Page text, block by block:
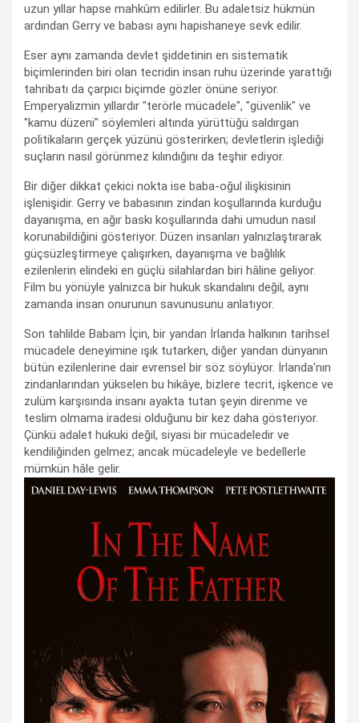
uzun yıllar hapse mahkûm edilirler. Bu adaletsiz hükmün
ardından Gerry ve babası aynı hapishaneye sevk edilir.
Eser aynı zamanda devlet şiddetinin en sistematik
biçimlerinden biri olan tecridin insan ruhu üzerinde yarattığı
tahribatı da çarpıcı biçimde gözler önüne seriyor.
Emperyalizmin yıllardır "terörle mücadele", "güvenlik" ve
"kamu düzeni" söylemleri altında yürüttüğü saldırgan
politikaların gerçek yüzünü gösterirken; devletlerin işlediği
suçların nasıl görünmez kılındığını da teşhir ediyor.
Bir diğer dikkat çekici nokta ise baba-oğul ilişkisinin
işlenişidir. Gerry ve babasının zindan koşullarında kurduğu
dayanışma, en ağır baskı koşullarında dahi umudun nasıl
korunabildiğini gösteriyor. Düzen insanları yalnızlaştırarak
güçsüzleştirmeye çalışırken, dayanışma ve bağlılık
ezilenlerin elindeki en güçlü silahlardan biri hâline geliyor.
Film bu yönüyle yalnızca bir hukuk skandalını değil, aynı
zamanda insan onurunun savunusunu anlatıyor.
Son tahlilde Babam İçin, bir yandan İrlanda halkının tarihsel
mücadele deneyimine ışık tutarken, diğer yandan dünyanın
bütün ezilenlerine dair evrensel bir söz söylüyor. İrlanda'nın
zindanlarından yükselen bu hikâye, bizlere tecrit, işkence ve
zulüm karşısında insanı ayakta tutan şeyin direnme ve
teslim olmama iradesi olduğunu bir kez daha gösteriyor.
Çünkü adalet hukuki değil, siyasi bir mücadeledir ve
kendiliğinden gelmez; ancak mücadeleyle ve bedellerle
mümkün hâle gelir.